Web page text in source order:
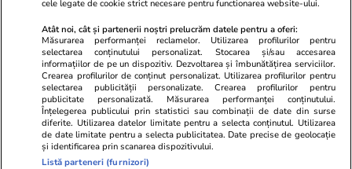
București și caută angajați
propria
cerceteze
Horoscop 01 aug.
Horoscop 2 august 2026. Leii
sunt printre cei conștienți de
cele legate de cookie strict necesare pentru functionarea website-ului.
Atât noi, cât și partenerii noștri prelucrăm datele pentru a oferi:
Măsurarea performanței reclamelor. Utilizarea profilurilor pentru
selectarea conținutului personalizat. Stocarea și/sau accesarea
informațiilor de pe un dispozitiv. Dezvoltarea și îmbunătățirea serviciilor.
Crearea profilurilor de conținut personalizat. Utilizarea profilurilor pentru
selectarea publicității personalizate. Crearea profilurilor pentru
publicitate personalizată. Măsurarea performanței conținutului.
Înțelegerea publicului prin statistici sau combinații de date din surse
diferite. Utilizarea datelor limitate pentru a selecta conținutul. Utilizarea
de date limitate pentru a selecta publicitatea. Date precise de geolocație
și identificarea prin scanarea dispozitivului.
Listă parteneri (furnizori)